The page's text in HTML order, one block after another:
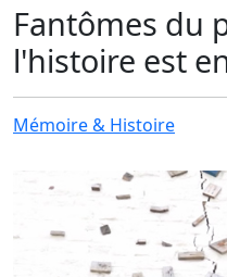
Fantômes du
l'histoire est
Mémoire & Histoire